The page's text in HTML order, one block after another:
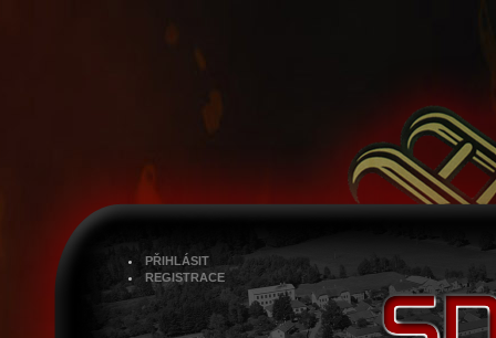
PŘIHLÁSIT
REGISTRACE